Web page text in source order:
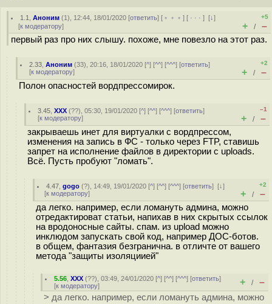
1.1 ,Аноним (1), 12:44, 18/01/2020 [ответить] [ ﹢﹢﹢] [ · · ·][↓]
[к модератору]
+5
+ / –
первый раз про них слышу. похоже, мне повезло на этот раз.
2.33 ,Аноним (33), 20:16, 18/01/2020 [^] [^^] [^^^] [ответить]
[к модератору]
+2
+ / –
Полон опасностей вордпрессомирок.
3.45 ,XXX (??), 05:30, 19/01/2020 [^] [^^] [^^^] [ответить]
[к модератору]
–1
+ / –
закрываешь инет для виртуалки с вордпрессом,
изменения на запись в ФС - только через FTP, ставишь
запрет на исполнение файлов в директории с uploads.
Всё. Пусть пробуют "ломать".
4.47 ,gogo (?), 14:49, 19/01/2020 [^] [^^] [^^^] [ответить][↓]
[к модератору]
+2
+ / –
да легко. например, если ломануть админа, можно
отредактироват статьи, напихав в них скрытых ссылок
на вродоносные сайты. спам. из upload можно
инклюдом запускать свой код, например ДОС-ботов.
в общем, фантазия безгранична. в отличте от вашего
метода "защиты изоляциией"
5.56 ,XXX (??), 03:49, 24/01/2020 [^] [^^] [^^^] [ответить]
[к модератору] + / –
> да легко. например, если ломануть админа, можно